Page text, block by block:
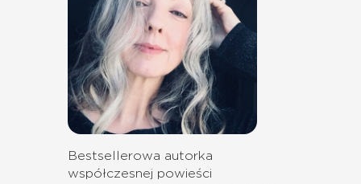
Bestsellerowa autorka
współczesnej powieści